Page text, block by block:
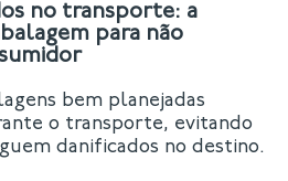
no transporte: a
para não
bem planejadas
o transporte, evitando
danificados no destino.